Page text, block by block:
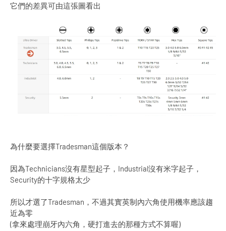
它們的差異可由這張圖看出
為什麼要選擇Tradesman這個版本？
因為Technicians沒有星型起子，Industrial沒有米字起子，
Security的十字規格太少
所以才選了Tradesman，不過其實英制內六角使用機率應該趨
近為零
(拿來處理崩牙內六角，硬打進去的那種方式不算喔)